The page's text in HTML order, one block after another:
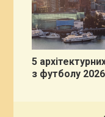
5
з футболу 2026